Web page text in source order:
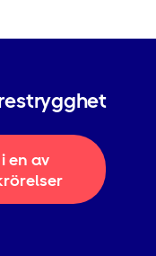
en av